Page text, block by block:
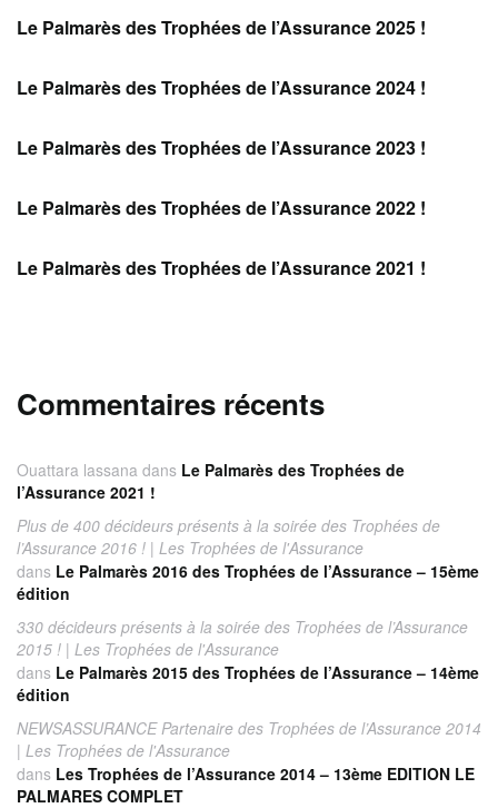
Le Palmarès des Trophées de l’Assurance 2025 !
Le Palmarès des Trophées de l’Assurance 2024 !
Le Palmarès des Trophées de l’Assurance 2023 !
Le Palmarès des Trophées de l’Assurance 2022 !
Le Palmarès des Trophées de l’Assurance 2021 !
Commentaires récents
Ouattara lassana dans Le Palmarès des Trophées de
l’Assurance 2021 !
Plus de 400 décideurs présents à la soirée des Trophées de
l’Assurance 2016 ! | Les Trophées de l'Assurance
dans Le Palmarès 2016 des Trophées de l’Assurance – 15ème
édition
330 décideurs présents à la soirée des Trophées de l’Assurance
2015 ! | Les Trophées de l'Assurance
dans Le Palmarès 2015 des Trophées de l’Assurance – 14ème
édition
NEWSASSURANCE Partenaire des Trophées de l’Assurance 2014
| Les Trophées de l'Assurance
dans Les Trophées de l’Assurance 2014 – 13ème EDITION LE
PALMARES COMPLET